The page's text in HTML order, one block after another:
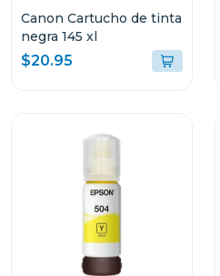
Canon Cartucho de tinta
negra 145 xl
$20.95